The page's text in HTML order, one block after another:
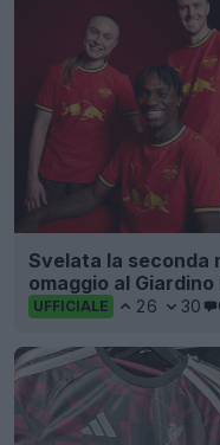
Svelata la seconda
omaggio al
UFFICIALE 26 30